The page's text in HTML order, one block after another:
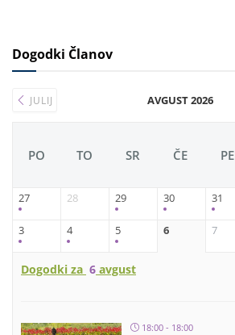
Dogodki Članov
JULIJ AVGUST 2026
PO TO SR ČE PE
27 28 29 30 31
3 4 5 6 7
Dogodki za 6 avgust
18:00 - 18:00